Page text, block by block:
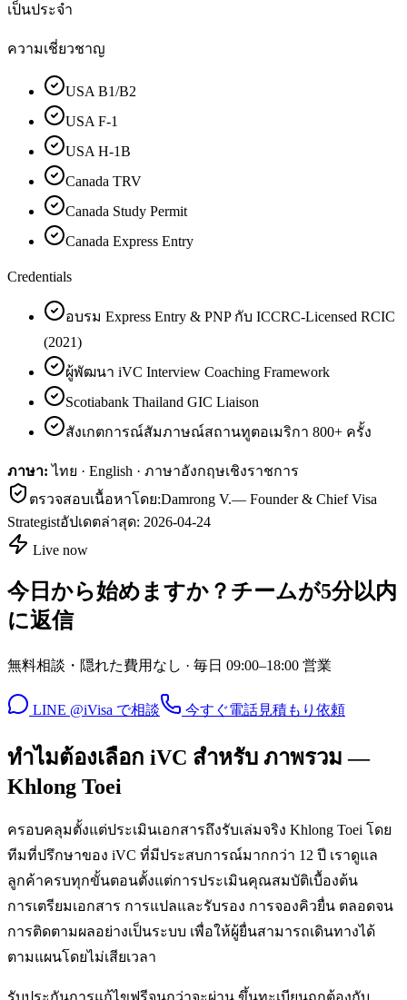
เป็นประจำ
ความเชี่ยวชาญ
USA B1/B2
USA F-1
USA H-1B
Canada TRV
Canada Study Permit
Canada Express Entry
Credentials
อบรม Express Entry & PNP กับ ICCRC-Licensed RCIC
(2021)
ผู้พัฒนา iVC Interview Coaching Framework
Scotiabank Thailand GIC Liaison
สังเกตการณ์สัมภาษณ์สถานทูตอเมริกา 800+ ครั้ง
ภาษา: ไทย · English · ภาษาอังกฤษเชิงราชการ
ตรวจสอบเนื้อหาโดย:Damrong V.— Founder & Chief Visa
Strategistอัปเดตล่าสุด: 2026-04-24
Live now
今日から始めますか？チームが5分以内
に返信
無料相談・隠れた費用なし · 毎日 09:00–18:00 営業
LINE @iVisa で相談 今すぐ電話見積もり依頼
ทำไมต้องเลือก iVC สำหรับ ภาพรวม —
Khlong Toei
ครอบคลุมตั้งแต่ประเมินเอกสารถึงรับเล่มจริง Khlong Toei โดย
ทีมที่ปรึกษาของ iVC ที่มีประสบการณ์มากกว่า 12 ปี เราดูแล
ลูกค้าครบทุกขั้นตอนตั้งแต่การประเมินคุณสมบัติเบื้องต้น
การเตรียมเอกสาร การแปลและรับรอง การจองคิวยื่น ตลอดจน
การติดตามผลอย่างเป็นระบบ เพื่อให้ผู้ยื่นสามารถเดินทางได้
ตามแผนโดยไม่เสียเวลา
รับประกันการแก้ไขฟรีจนกว่าจะผ่าน ขึ้นทะเบียนถูกต้องกับ